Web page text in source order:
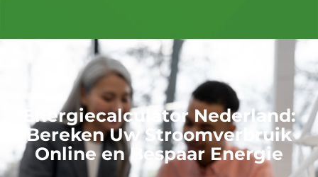
Energiecalculator Nederland:
Bereken Uw Stroomverbruik
Online en Bespaar Energie